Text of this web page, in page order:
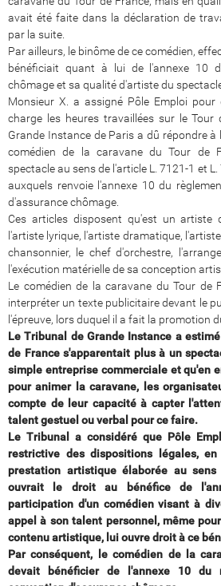
avait été faite dans la déclaration de
par la suite.
Par ailleurs, le binôme de ce comédien,
bénéficiait quant à lui de l'annexe 10
chômage et sa qualité d'artiste du
Monsieur X. a assigné Pôle Emploi pour
charge les heures travaillées sur le Tour
Grande Instance de Paris a dû répondre
comédien de la caravane du Tour de
spectacle au sens de l'article L. 7121-1 et
auxquels renvoie l'annexe 10 du
d'assurance chômage.
Ces articles disposent qu'est un artiste
l'artiste lyrique, l'artiste dramatique,
chansonnier, le chef d'orchestre,
l'exécution matérielle de sa conception
Le comédien de la caravane du Tour de
interpréter un texte publicitaire devant le
l'épreuve, lors duquel il a fait la promotion
Le Tribunal de Grande Instance a
de France s'apparentait plus à un
simple entreprise commerciale et qu'en
pour animer la caravane, les
compte de leur capacité à capter
talent gestuel ou verbal pour ce faire.
Le Tribunal a considéré que Pôle
restrictive des dispositions légales,
prestation artistique élaborée au
ouvrait le droit au bénéfice de
participation d'un comédien visant à
appel à son talent personnel, même
contenu artistique, lui ouvre droit à ce
Par conséquent, le comédien de la
devait bénéficier de l'annexe 10 du